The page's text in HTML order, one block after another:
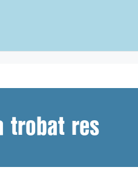
trobat res